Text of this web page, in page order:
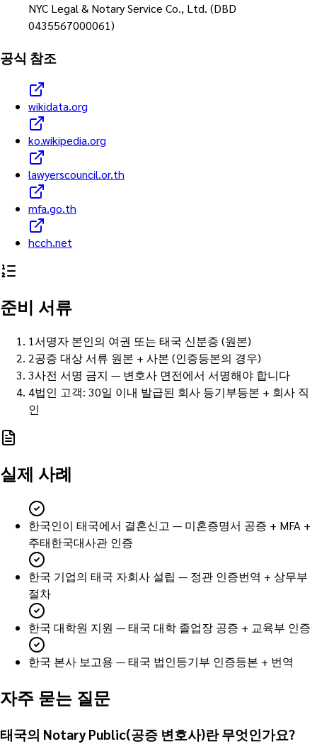
NYC Legal & Notary Service Co., Ltd. (DBD
0435567000061)
공식 참조
wikidata.org
ko.wikipedia.org
lawyerscouncil.or.th
mfa.go.th
hcch.net
준비 서류
1서명자 본인의 여권 또는 태국 신분증 (원본)
2공증 대상 서류 원본 + 사본 (인증등본의 경우)
3사전 서명 금지 — 변호사 면전에서 서명해야 합니다
4법인 고객: 30일 이내 발급된 회사 등기부등본 + 회사 직
인
실제 사례
한국인이 태국에서 결혼신고 — 미혼증명서 공증 + MFA +
주태한국대사관 인증
한국 기업의 태국 자회사 설립 — 정관 인증번역 + 상무부
절차
한국 대학원 지원 — 태국 대학 졸업장 공증 + 교육부 인증
한국 본사 보고용 — 태국 법인등기부 인증등본 + 번역
자주 묻는 질문
태국의 Notary Public(공증 변호사)란 무엇인가요?